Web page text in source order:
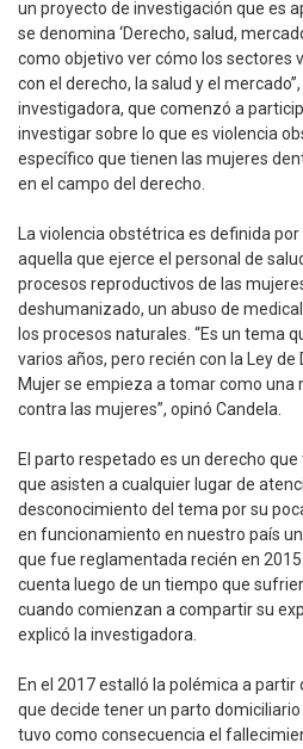
un proyecto de investigación que es
se denomina ‘Derecho, salud,
como objetivo ver cómo los sectores
con el derecho, la salud y el
investigadora, que comenzó a
investigar sobre lo que es violencia
específico que tienen las mujeres
en el campo del derecho.
La violencia obstétrica es definida
aquella que ejerce el personal de
procesos reproductivos de las
deshumanizado, un abuso de
los procesos naturales. “Es un tema
varios años, pero recién con la Ley
Mujer se empieza a tomar como una
contra las mujeres”, opinó Candela.
El parto respetado es un derecho
que asisten a cualquier lugar de
desconocimiento del tema por su
en funcionamiento en nuestro país
que fue reglamentada recién en
cuenta luego de un tiempo que
cuando comienzan a compartir su
explicó la investigadora.
En el 2017 estalló la polémica a partir
que decide tener un parto
tuvo como consecuencia el